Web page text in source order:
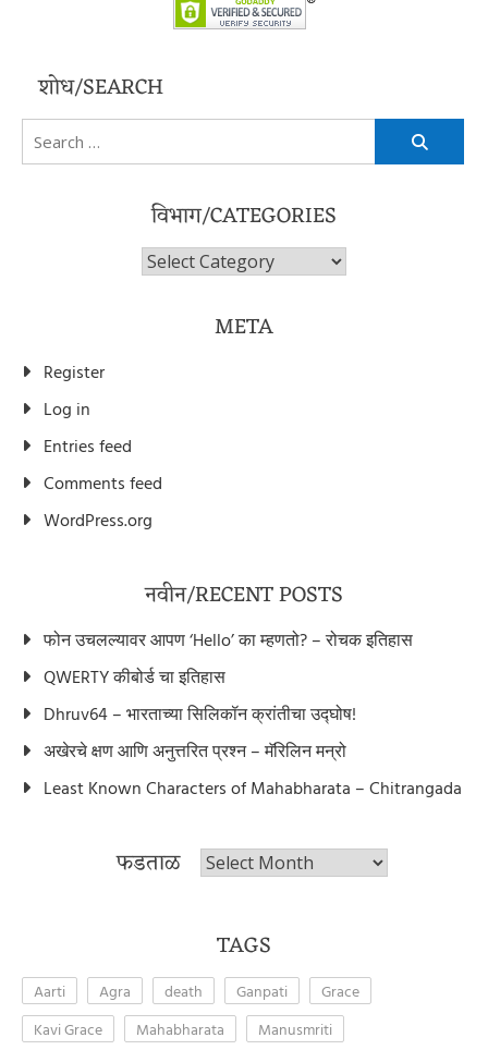
शोध/SEARCH
Search
for:
विभाग/CATEGORIES
विभाग/Categories
META
Register
Log in
Entries feed
Comments feed
WordPress.org
नवीन/RECENT POSTS
फोन उचलल्यावर आपण ‘Hello’ का म्हणतो? – रोचक इतिहास
QWERTY कीबोर्ड चा इतिहास
Dhruv64 – भारताच्या सिलिकॉन क्रांतीचा उद्घोष!
अखेरचे क्षण आणि अनुत्तरित प्रश्न – मॅरिलिन मन्रो
Least Known Characters of Mahabharata – Chitrangada
फडताळ फडताळ
TAGS
Aarti Agra death Ganpati
Grace
Kavi Grace
Mahabharata
Manusmriti